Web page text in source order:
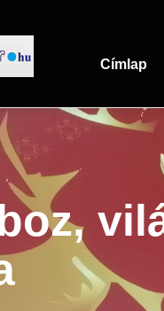
Címlap